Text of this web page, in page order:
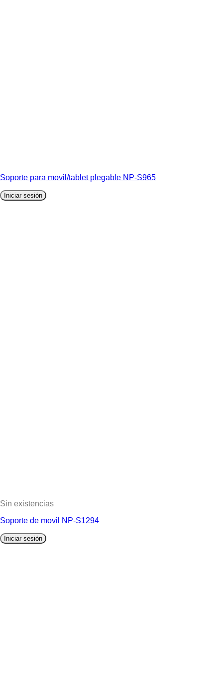
Soporte para movil/tablet plegable NP-S965
Iniciar sesión
Sin existencias
Soporte de movil NP-S1294
Iniciar sesión